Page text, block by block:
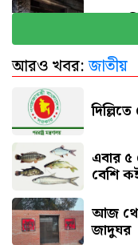
মাগুরায়
নতুন
আরও খবর:জাতীয়
এবার ৫
বেশি
আজ
জাদুঘর